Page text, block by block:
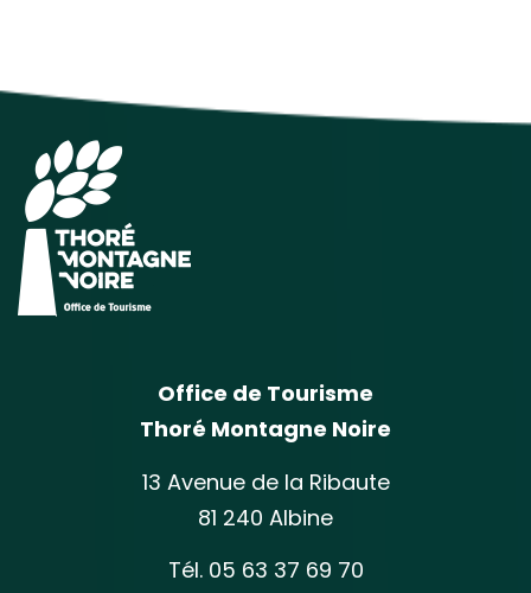
Office de Tourisme
Thoré Montagne Noire
13 Avenue de la Ribaute
81 240 Albine
Tél. 05 63 37 69 70